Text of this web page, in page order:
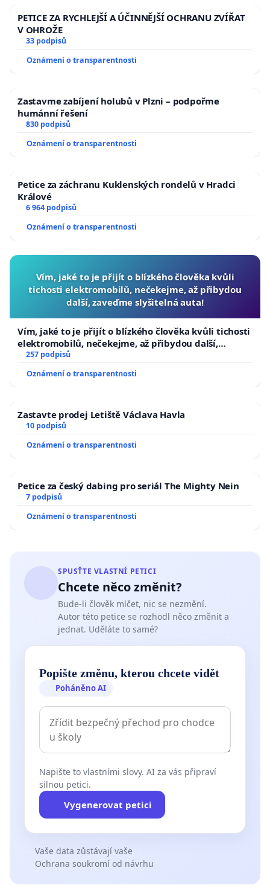
PETICE ZA RYCHLEJŠÍ A ÚČINNĚJŠÍ OCHRANU ZVÍŘAT
V OHROŽE
33 podpisů
Oznámení o transparentnosti
Zastavme zabíjení holubů v Plzni – podpořme
humánní řešení
830 podpisů
Oznámení o transparentnosti
Petice za záchranu Kuklenských rondelů v Hradci
Králové
6 964 podpisů
Oznámení o transparentnosti
Vím, jaké to je přijít o blízkého člověka kvůli
tichosti elektromobilů, nečekejme, až přibydou
další, zaveďme slyšitelná auta!
Vím, jaké to je přijít o blízkého člověka kvůli tichosti
elektromobilů, nečekejme, až přibydou další,
zaveďme slyšitelná auta!
257 podpisů
Oznámení o transparentnosti
Zastavte prodej Letiště Václava Havla
10 podpisů
Oznámení o transparentnosti
Petice za český dabing pro seriál The Mighty Nein
7 podpisů
Oznámení o transparentnosti
SPUSŤTE VLASTNÍ PETICI
Chcete něco změnit?
Bude-li člověk mlčet, nic se nezmění.
Autor této petice se rozhodl něco změnit a
jednat. Uděláte to samé?
Popište změnu, kterou chcete vidět
Poháněno AI
Napište to vlastními slovy. AI za vás připraví
silnou petici.
Vygenerovat petici
Vaše data zůstávají vaše
Ochrana soukromí od návrhu